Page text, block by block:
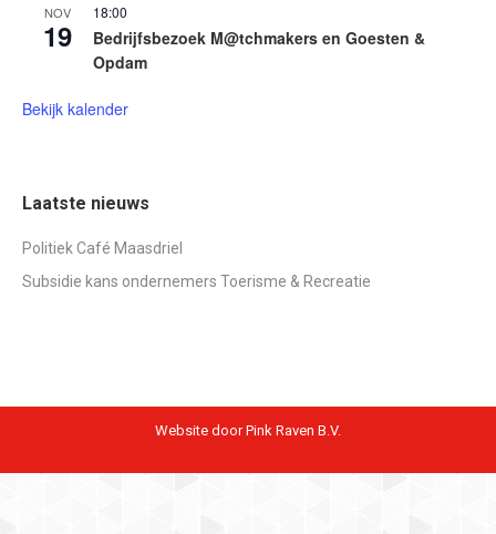
NOV
19
18:00
Bedrijfsbezoek M@tchmakers en Goesten &
Opdam
Bekijk kalender
Laatste nieuws
Politiek Café Maasdriel
Subsidie kans ondernemers Toerisme & Recreatie
Website door Pink Raven B.V.